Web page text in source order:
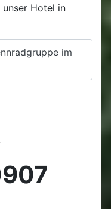
Hotel in
im